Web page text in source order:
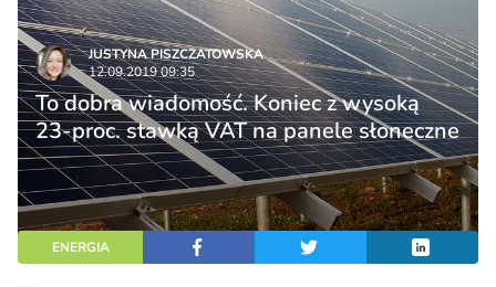
JUSTYNA PISZCZATOWSKA
12.09.2019 09:35
To dobra wiadomość. Koniec z wysoką
23-proc. stawką VAT na panele słoneczne
ENERGIA